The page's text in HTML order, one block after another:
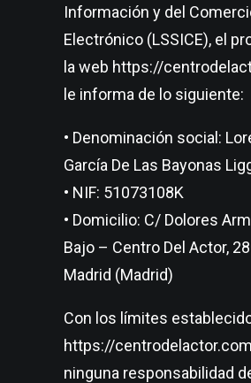
Información y del
Electrónico (LSSICE), el
la web https://
le informa de lo siguiente:
• Denominación social:
García De Las Bayonas
• NIF: 51073108K
• Domicilio: C/ Dolores
Bajo – Centro Del Actor,
Madrid (Madrid)
Con los límites
https://
ninguna responsabilidad